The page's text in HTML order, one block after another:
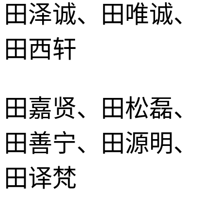
田泽诚、田唯诚、
田西轩
田嘉贤、田松磊、
田善宁、田源明、
田译梵